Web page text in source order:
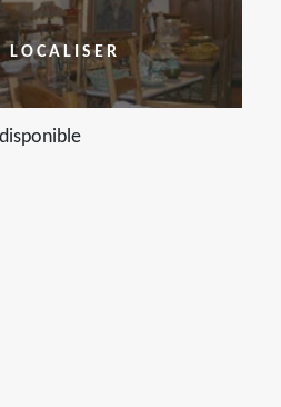
LOCALISER